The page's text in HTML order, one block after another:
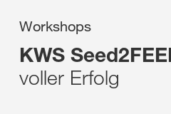
Workshops
KWS
voller Erfolg